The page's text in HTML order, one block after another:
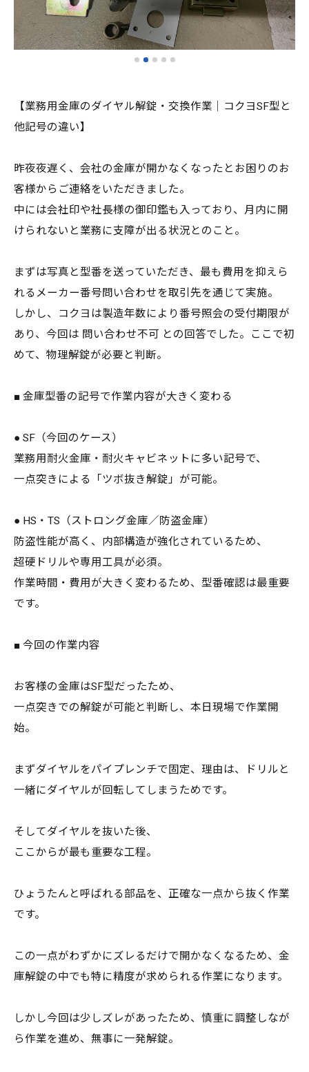
【業務用金庫のダイヤル解錠・交換作業｜コクヨSF型と
他記号の違い】
昨夜夜遅く、会社の金庫が開かなくなったとお困りのお
客様からご連絡をいただきました。
中には会社印や社長様の御印鑑も入っており、月内に開
けられないと業務に支障が出る状況とのこと。
まずは写真と型番を送っていただき、最も費用を抑えら
れるメーカー番号問い合わせを取引先を通じて実施。
しかし、コクヨは製造年数により番号照会の受付期限が
あり、今回は 問い合わせ不可 との回答でした。ここで初
めて、物理解錠が必要と判断。
■ 金庫型番の記号で作業内容が大きく変わる
● SF（今回のケース）
業務用耐火金庫・耐火キャビネットに多い記号で、
一点突きによる「ツボ抜き解錠」が可能。
● HS・TS（ストロング金庫／防盗金庫）
防盗性能が高く、内部構造が強化されているため、
超硬ドリルや専用工具が必須。
作業時間・費用が大きく変わるため、型番確認は最重要
です。
■ 今回の作業内容
お客様の金庫はSF型だったため、
一点突きでの解錠が可能と判断し、本日現場で作業開
始。
まずダイヤルをパイプレンチで固定、理由は、ドリルと
一緒にダイヤルが回転してしまうためです。
そしてダイヤルを抜いた後、
ここからが最も重要な工程。
ひょうたんと呼ばれる部品を、正確な一点から抜く作業
です。
この一点がわずかにズレるだけで開かなくなるため、金
庫解錠の中でも特に精度が求められる作業になります。
しかし今回は少しズレがあったため、慎重に調整しなが
ら作業を進め、無事に一発解錠。